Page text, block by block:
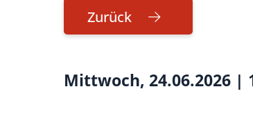
Zurück
Mittwoch, 24.06.2026 |